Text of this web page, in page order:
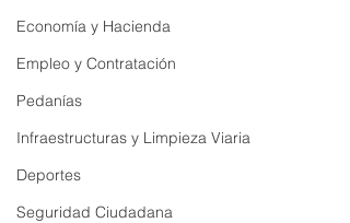
Economía y Hacienda
Empleo y Contratación
Pedanías
Infraestructuras y Limpieza Viaria
Deportes
Seguridad Ciudadana